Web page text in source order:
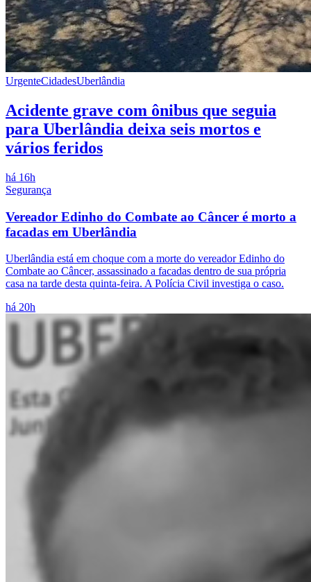
UrgenteCidadesUberlândia
Acidente grave com ônibus que seguia
para Uberlândia deixa seis mortos e
vários feridos
há 16h
Segurança
Vereador Edinho do Combate ao Câncer é morto a
facadas em Uberlândia
Uberlândia está em choque com a morte do vereador Edinho do
Combate ao Câncer, assassinado a facadas dentro de sua própria
casa na tarde desta quinta-feira. A Polícia Civil investiga o caso.
há 20h